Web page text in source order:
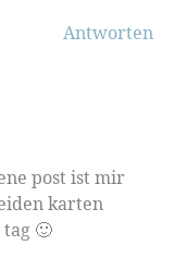
Antworten
post ist mir
karten
🙂